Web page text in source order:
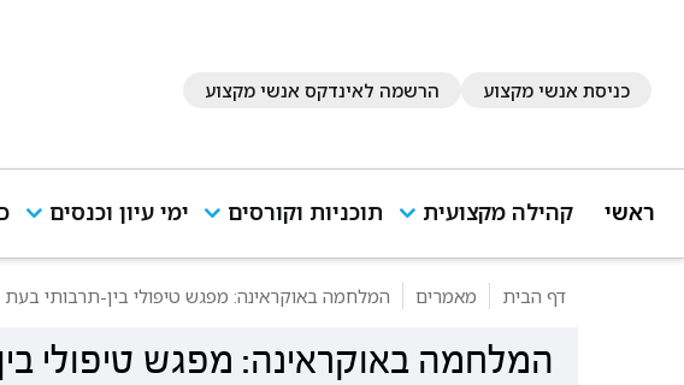
כניסת אנשי מקצוע הרשמה לאינדקס אנשי מקצוע
ראשי קהילה מקצועית תוכניות וקורסים ימי עיון וכנסים
דף הבית מאמרים המלחמה באוקראינה: מפגש טיפולי בין-תרבותי
המלחמה באוקראינה: מפגש טיפולי